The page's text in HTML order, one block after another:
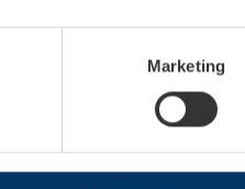
Marketing